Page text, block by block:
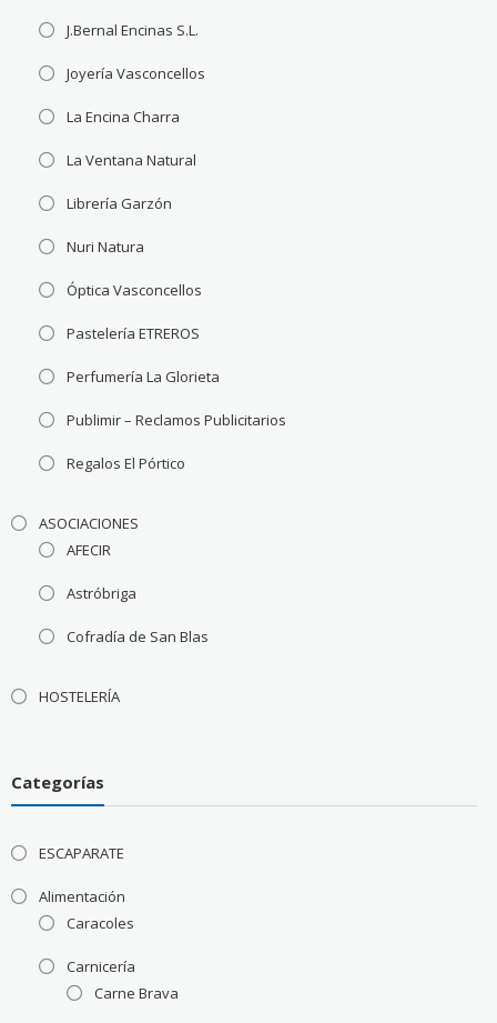
J.Bernal Encinas S.L.
Joyería Vasconcellos
La Encina Charra
La Ventana Natural
Librería Garzón
Nuri Natura
Óptica Vasconcellos
Pastelería ETREROS
Perfumería La Glorieta
Publimir – Reclamos Publicitarios
Regalos El Pórtico
ASOCIACIONES
AFECIR
Astróbriga
Cofradía de San Blas
HOSTELERÍA
Categorías
ESCAPARATE
Alimentación
Caracoles
Carnicería
Carne Brava